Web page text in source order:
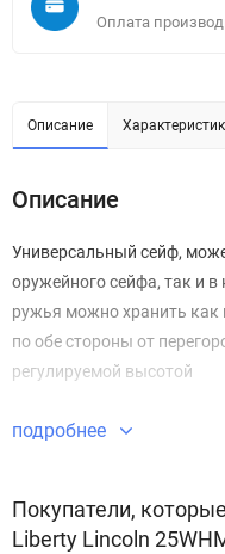
Оплата
Описание
Описание
Универсальный сейф,
оружейного сейфа, так и в
ружья можно хранить как
по обе стороны от
регулируемой высотой
подробнее
Покупатели,
Liberty Lincoln